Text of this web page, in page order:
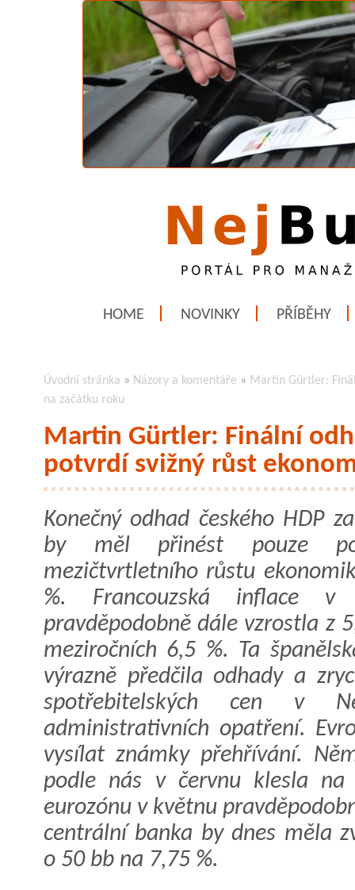
HOME NOVINKY PŘÍBĚHY
Úvodní stránka » Názory a komentáře » Martin Gürtler:
na začátku roku
Martin Gürtler: Finální
potvrdí svižný růst
Konečný odhad českého HDP
by měl přinést pouze
mezičtvrtletního růstu
%. Francouzská inflace v
pravděpodobně dále vzrostla z
meziročních 6,5 %. Ta
výrazně předčila odhady a
spotřebitelských cen v
administrativních opatření.
vysílat známky přehřívání.
podle nás v červnu klesla
eurozónu v květnu
centrální banka by dnes měla
o 50 bb na 7,75 %.